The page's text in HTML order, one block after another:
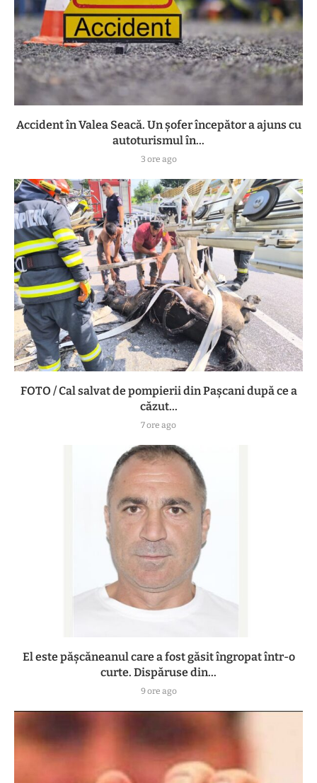
Accident în Valea Seacă. Un șofer începător a ajuns cu
autoturismul în...
3 ore ago
FOTO / Cal salvat de pompierii din Pașcani după ce a
căzut...
7 ore ago
El este pășcăneanul care a fost găsit îngropat într-o
curte. Dispăruse din...
9 ore ago